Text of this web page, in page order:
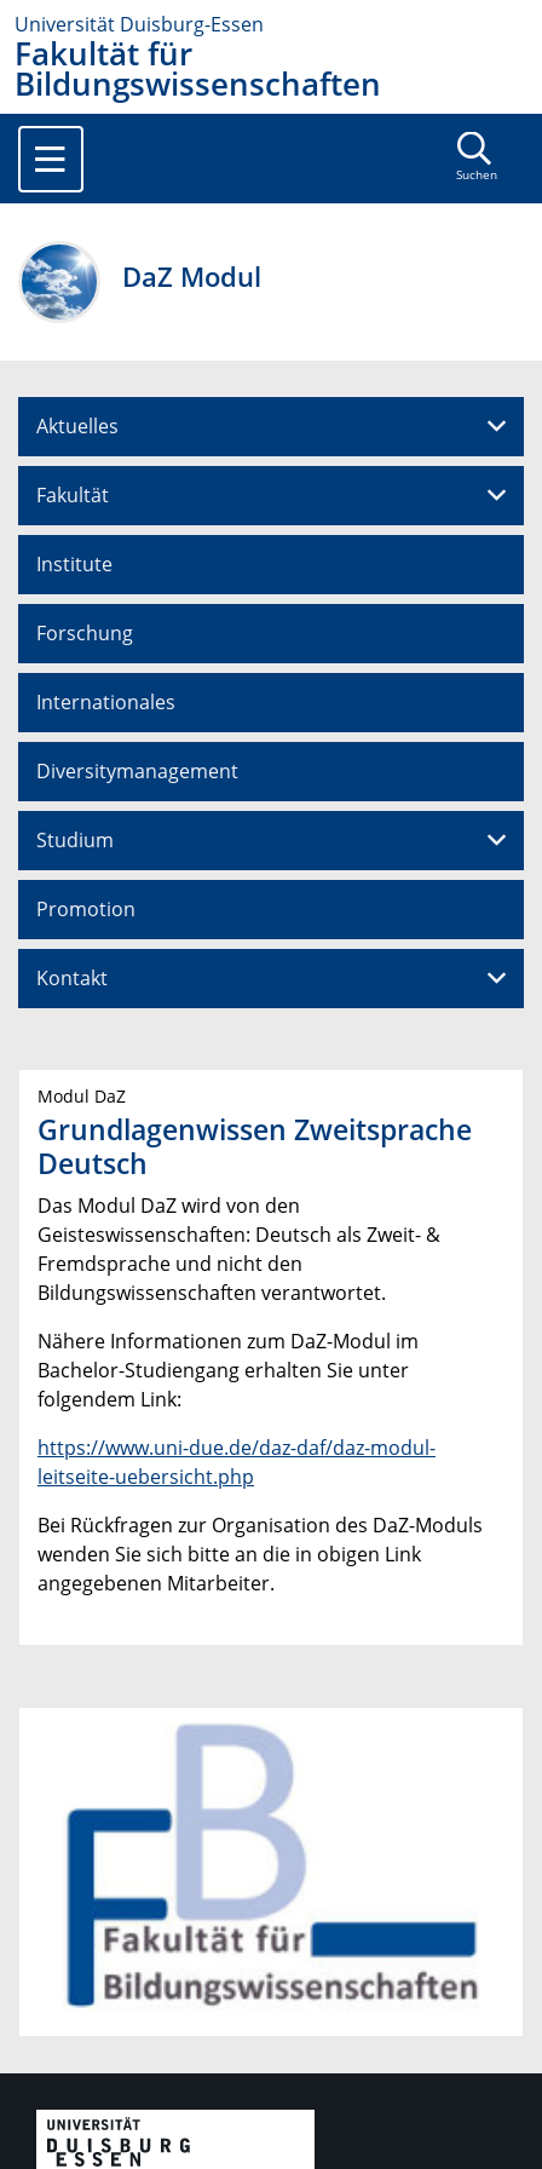
Universität Duisburg-Essen
Fakultät für
Bildungswissenschaften
Suchen
DaZ Modul
Aktuelles
Fakultät
Institute
Forschung
Internationales
Diversitymanagement
Studium
Promotion
Kontakt
Modul DaZ
Grundlagenwissen Zweitsprache
Deutsch
Das Modul DaZ wird von den
Geisteswissenschaften: Deutsch als Zweit- &
Fremdsprache und nicht den
Bildungswissenschaften verantwortet.
Nähere Informationen zum DaZ-Modul im
Bachelor-Studiengang erhalten Sie unter
folgendem Link:
https://www.uni-due.de/daz-daf/daz-modul-
leitseite-uebersicht.php
Bei Rückfragen zur Organisation des DaZ-Moduls
wenden Sie sich bitte an die in obigen Link
angegebenen Mitarbeiter.